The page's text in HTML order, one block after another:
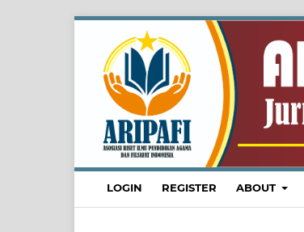
LOGIN REGISTER ABOUT